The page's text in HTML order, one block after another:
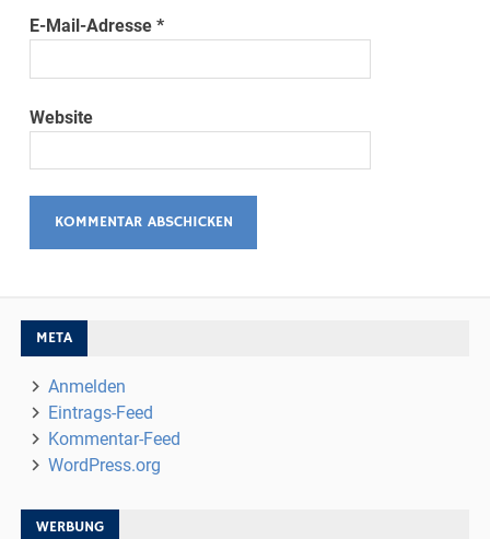
E-Mail-Adresse*
Website
META
Anmelden
Eintrags-Feed
Kommentar-Feed
WordPress.org
WERBUNG